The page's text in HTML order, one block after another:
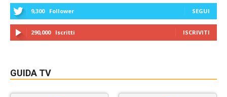
9,300 Follower SEGUI
290,000 Iscritti ISCRIVITI
GUIDA TV